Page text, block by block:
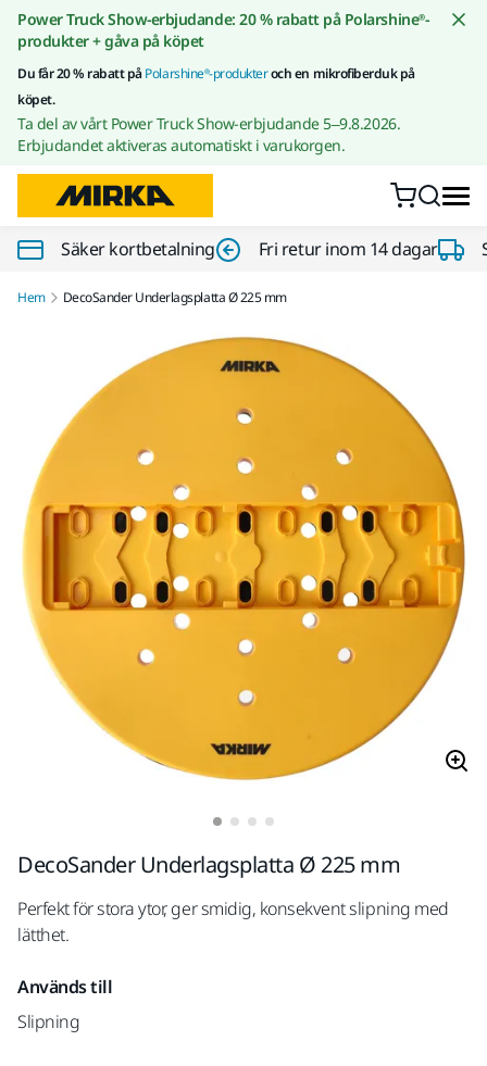
Gå till innehållet
Power Truck Show-erbjudande: 20 % rabatt på Polarshine®-
produkter + gåva på köpet
Du får 20 % rabatt påPolarshine®-produkteroch en mikrofiberduk på
köpet.
Ta del av vårt Power Truck Show-erbjudande 5–9.8.2026.
Erbjudandet aktiveras automatiskt i varukorgen.
Säker kortbetalning Fri retur inom 14 dagar
Hem DecoSander Underlagsplatta Ø 225 mm
DecoSander Underlagsplatta Ø 225 mm
Perfekt för stora ytor, ger smidig, konsekvent slipning med
lätthet.
Används till
Slipning